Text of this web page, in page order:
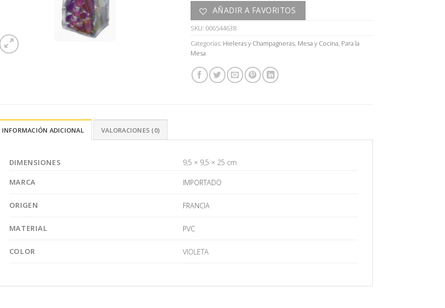
AÑADIR A FAVORITOS
SKU: 006544638
Categorías: Hieleras y Champagneras, Mesa y Cocina, Para la
Mesa
INFORMACIÓN ADICIONAL VALORACIONES (0)
DIMENSIONES 9,5 × 9,5 × 25 cm
MARCA IMPORTADO
ORIGEN FRANCIA
MATERIAL PVC
COLOR VIOLETA